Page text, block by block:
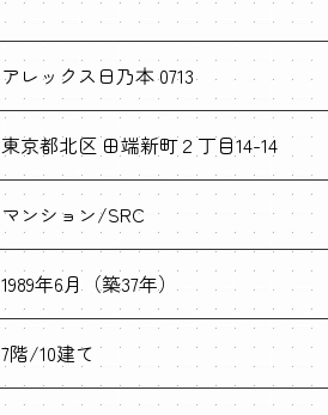
アレックス日乃本 0713
東京都北区 田端新町２丁目14-14
マンション/SRC
1989年6月（築37年）
7階/10建て